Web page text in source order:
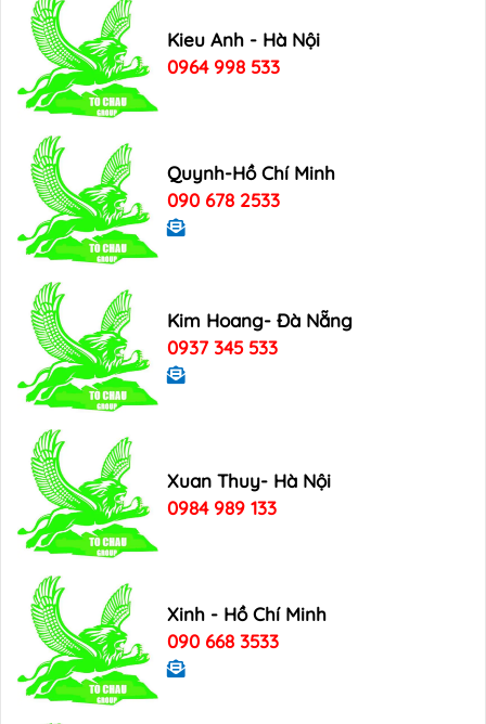
Kieu Anh - Hà Nội
0964 998 533
Quynh-Hồ Chí Minh
090 678 2533
Kim Hoang- Đà Nẵng
0937 345 533
Xuan Thuy- Hà Nội
0984 989 133
Xinh - Hồ Chí Minh
090 668 3533